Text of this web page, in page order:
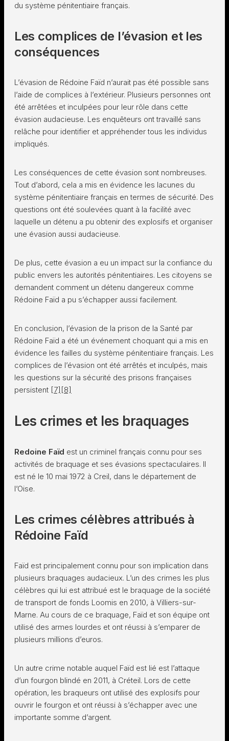
du système pénitentiaire français.
Les complices de l’évasion et les
conséquences
L’évasion de Rédoine Faïd n’aurait pas été possible sans
l’aide de complices à l’extérieur. Plusieurs personnes ont
été arrêtées et inculpées pour leur rôle dans cette
évasion audacieuse. Les enquêteurs ont travaillé sans
relâche pour identifier et appréhender tous les individus
impliqués.
Les conséquences de cette évasion sont nombreuses.
Tout d’abord, cela a mis en évidence les lacunes du
système pénitentiaire français en termes de sécurité. Des
questions ont été soulevées quant à la facilité avec
laquelle un détenu a pu obtenir des explosifs et organiser
une évasion aussi audacieuse.
De plus, cette évasion a eu un impact sur la confiance du
public envers les autorités pénitentiaires. Les citoyens se
demandent comment un détenu dangereux comme
Rédoine Faïd a pu s’échapper aussi facilement.
En conclusion, l’évasion de la prison de la Santé par
Rédoine Faïd a été un événement choquant qui a mis en
évidence les failles du système pénitentiaire français. Les
complices de l’évasion ont été arrêtés et inculpés, mais
les questions sur la sécurité des prisons françaises
persistent [7] [8]
Les crimes et les braquages
Redoine Faïd est un criminel français connu pour ses
activités de braquage et ses évasions spectaculaires. Il
est né le 10 mai 1972 à Creil, dans le département de
l’Oise.
Les crimes célèbres attribués à
Rédoine Faïd
Faïd est principalement connu pour son implication dans
plusieurs braquages audacieux. L’un des crimes les plus
célèbres qui lui est attribué est le braquage de la société
de transport de fonds Loomis en 2010, à Villiers-sur-
Marne. Au cours de ce braquage, Faïd et son équipe ont
utilisé des armes lourdes et ont réussi à s’emparer de
plusieurs millions d’euros.
Un autre crime notable auquel Faïd est lié est l’attaque
d’un fourgon blindé en 2011, à Créteil. Lors de cette
opération, les braqueurs ont utilisé des explosifs pour
ouvrir le fourgon et ont réussi à s’échapper avec une
importante somme d’argent.